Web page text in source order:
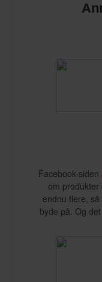
Facebook-siden
om
endnu flere,
byde på. Og